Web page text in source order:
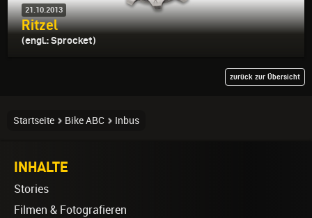
21.10.2013
Ritzel
(engl.: Sprocket)
zurück zur Übersicht
Startseite Bike ABC Inbus
INHALTE
Stories
Filmen & Fotografieren